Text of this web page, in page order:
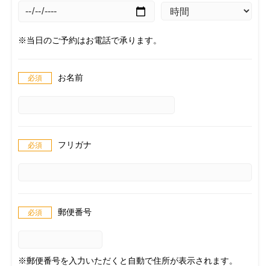
※当日のご予約はお電話で承ります。
お名前
フリガナ
郵便番号
※郵便番号を入力いただくと自動で住所が表示されます。